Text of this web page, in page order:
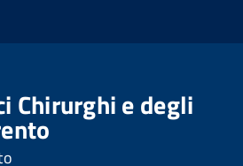
Chirurghi e degli